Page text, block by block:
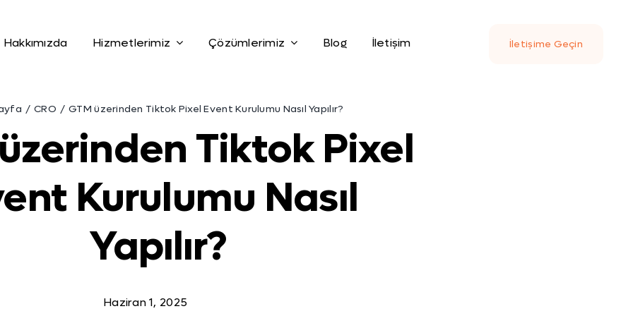
Hakkımızda Hizmetlerimiz Çözümlerimiz Blog İletişim İletişime Geçin
CRO GTM üzerinden Tiktok Pixel Event Kurulumu Nasıl Yapılır?
Tiktok Pixel
Kurulumu Nasıl
Yapılır?
Haziran 1, 2025